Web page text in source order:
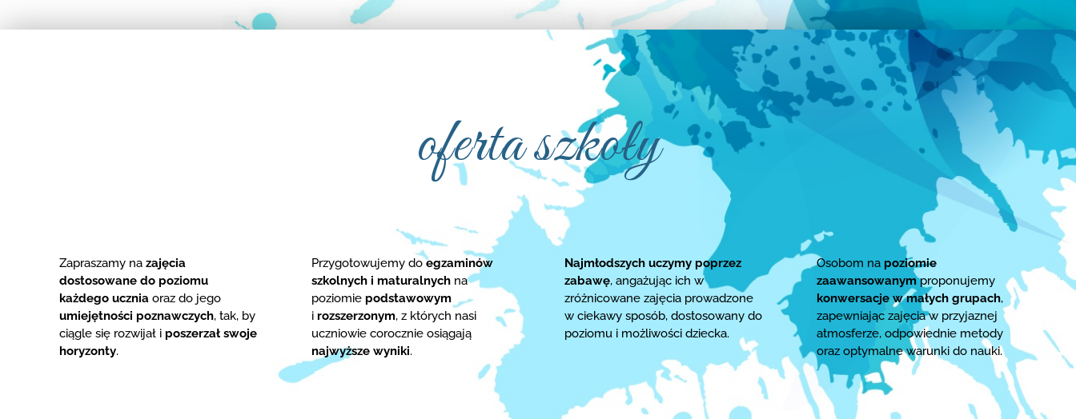
oferta szkoły
Zapraszamy nazajęcia
dostosowane do poziomu
każdego ucznia oraz do jego
umiejętności poznawczych, tak, by
ciągle się rozwijał i poszerzał swoje
horyzonty.
Przygotowujemy doegzaminów
szkolnych i maturalnych na
poziomie podstawowym
i rozszerzonym, z których nasi
uczniowie corocznie osiągają
najwyższe wyniki.
Najmłodszych uczymy poprzez
zabawę, angażując ich w
zróżnicowane zajęcia prowadzone
w ciekawy sposób, dostosowany do
poziomu i możliwości dziecka.
Osobom na poziomie
zaawansowanymproponujemy
konwersacje w małych grupach,
zapewniając zajęcia w przyjaznej
atmosferze, odpowiednie metody
oraz optymalne warunki do nauki.